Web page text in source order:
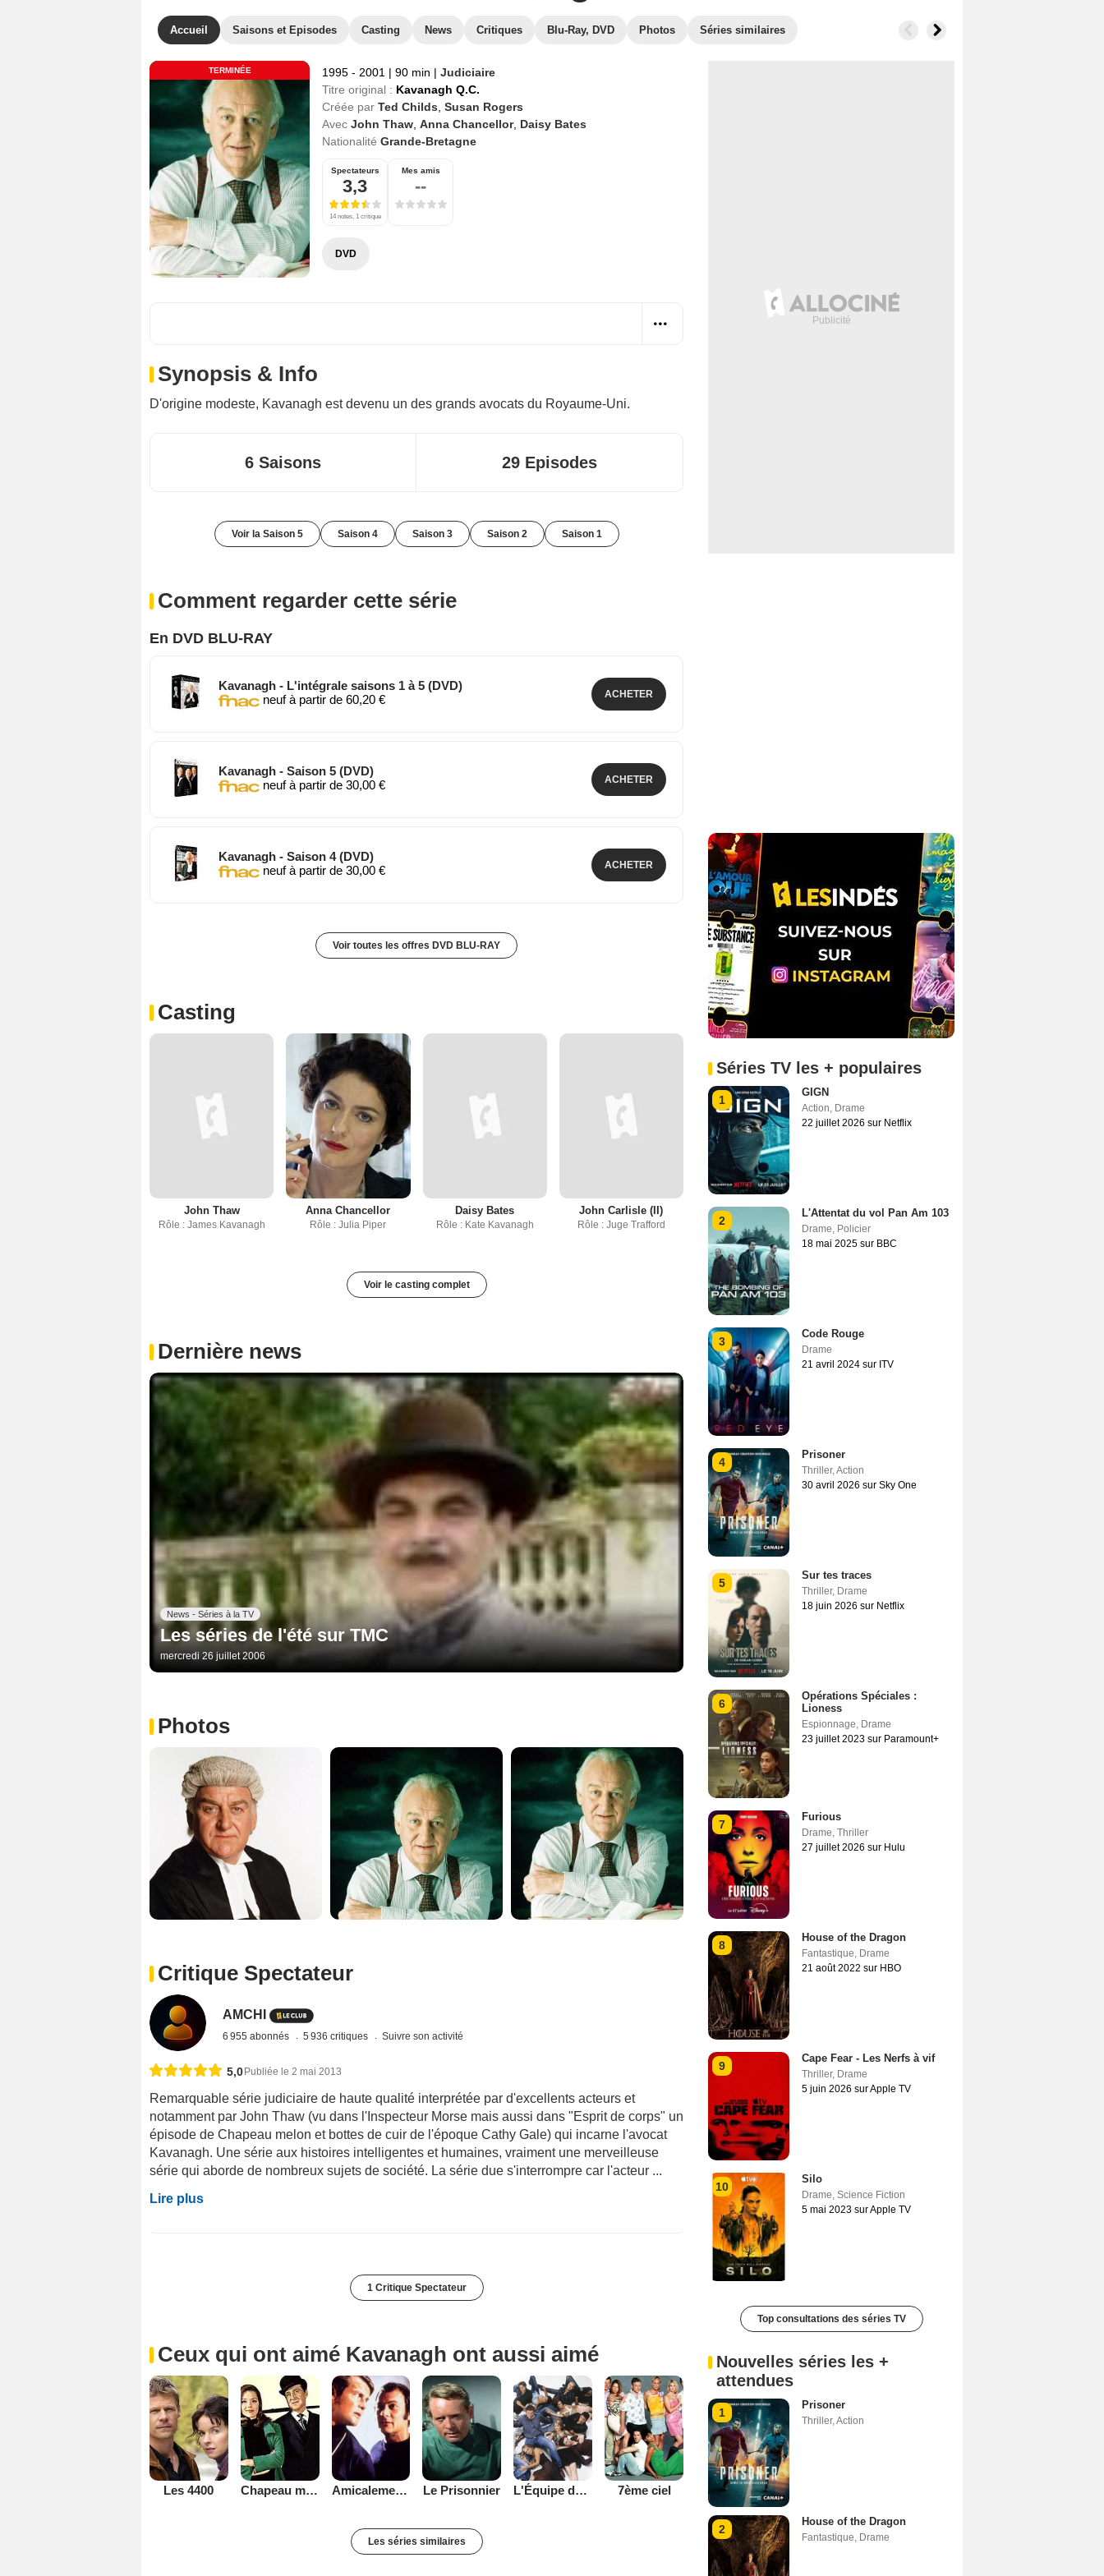
Accueil Saisons et Episodes Casting News Critiques Blu-Ray, DVD Photos Séries similaires
TERMINÉE 1995 - 2001 | 90 min | Judiciaire
Titre original : Kavanagh Q.C.
Créée par Ted Childs Susan Rogers
Avec John Thaw Anna Chancellor, Daisy Bates
Nationalité Grande-Bretagne
Spectateurs
3,3
14 notes, 1 critique
Mes amis
--
DVD
Synopsis & Info
D'origine modeste, Kavanagh est devenu un des grands avocats du Royaume-Uni.
6 Saisons 29 Episodes
Voir la Saison 5 Saison 4 Saison 3 Saison 2 Saison 1
Comment regarder cette série
En DVD BLU-RAY
Kavanagh - L'intégrale saisons 1 à 5 (DVD)
neuf à partir de 60,20 €
ACHETER
Kavanagh - Saison 5 (DVD)
neuf à partir de 30,00 €
ACHETER
Kavanagh - Saison 4 (DVD)
neuf à partir de 30,00 €
ACHETER
Voir toutes les offres DVD BLU-RAY
Casting
John Thaw
Rôle : James Kavanagh
Anna Chancellor
Rôle : Julia Piper
Daisy Bates
Rôle : Kate Kavanagh
John Carlisle (II)
Rôle : Juge Trafford
Voir le casting complet
Dernière news
News - Séries à la TV
Les séries de l'été sur TMC
mercredi 26 juillet 2006
Photos
Critique Spectateur
AMCHI
6 955 abonnés 5 936 critiques Suivre son activité
5,0 Publiée le 2 mai 2013
Remarquable série judiciaire de haute qualité interprétée par d'excellents acteurs et
notamment par John Thaw (vu dans l'Inspecteur Morse mais aussi dans "Esprit de corps" un
épisode de Chapeau melon et bottes de cuir de l'époque Cathy Gale) qui incarne l'avocat
Kavanagh. Une série aux histoires intelligentes et humaines, vraiment une merveilleuse
série qui aborde de nombreux sujets de société. La série due s'interrompre car l'acteur ...
Lire plus
1 Critique Spectateur
Ceux qui ont aimé Kavanagh ont aussi aimé
Les 4400 Chapeau melon et bottes de cuir - 1961 Amicalement vôtre Le Prisonnier L'Équipe de rêve 7ème ciel
Les séries similaires
Séries TV les + populaires
1
GIGN
Action, Drame
22 juillet 2026 sur Netflix
2
L'Attentat du vol Pan Am 103
Drame, Policier
18 mai 2025 sur BBC
3
Code Rouge
Drame
21 avril 2024 sur ITV
4
Prisoner
Thriller,Action
30 avril 2026 sur Sky One
5
Sur tes traces
Thriller, Drame
18 juin 2026 sur Netflix
6
Opérations Spéciales :
Lioness
Espionnage, Drame
23 juillet 2023 sur Paramount+
7
Furious
Drame, Thriller
27 juillet 2026 sur Hulu
8
House of the Dragon
Fantastique, Drame
21 août 2022 sur HBO
9
Cape Fear - Les Nerfs à vif
Thriller, Drame
5 juin 2026 sur Apple TV
10
Silo
Drame, Science Fiction
5 mai 2023 sur Apple TV
Top consultations des séries TV
Nouvelles séries les +
attendues
1
Prisoner
Thriller,Action
2
House of the Dragon
Fantastique, Drame